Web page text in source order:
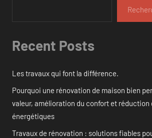
Recent Posts
Les travaux qui font la différence.
Pourquoi une rénovation de maison bien
valeur, amélioration du confort et réduction
énergétiques
Travaux de rénovation : solutions fiables